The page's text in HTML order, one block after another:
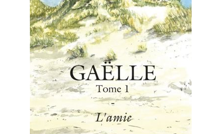
MON PETIT ÉDITEUR